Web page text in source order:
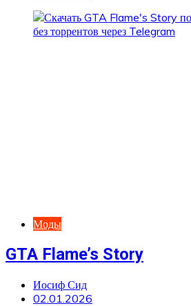
Моды
GTA Flame’s Story
Иосиф Сид
02.01.2026